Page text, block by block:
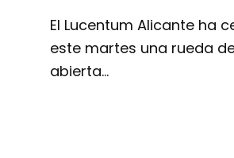
El Lucentum Alicante ha
este martes una rueda
abierta…